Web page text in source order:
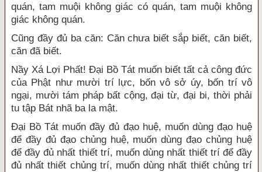
quán, tam muội không giác có quán, tam muội không
giác không quán.
Cũng đầy đủ ba căn: Căn chưa biết sắp biết, căn biết,
căn đã biết.
Nầy Xá Lợi Phất! Đại Bồ Tát muốn biết tất cả công đức
của Phật như mười trí lực, bốn vô sở úy, bốn trí vô
ngại, mười tám pháp bất cộng, đại từ, đại bi, thời phải
tu tập Bát nhã ba la mật.
Đại Bồ Tát muốn đầy đủ đạo huệ, muốn dùng đạo huệ
để đầy đủ đạo chủng huệ, muốn dùng đạo chủng huệ
để đầy đủ nhất thiết trí, muốn dùng nhất thiết trí để đầy
đủ nhất thiết chủng trí, muốn dùng nhất thiết chủng trí